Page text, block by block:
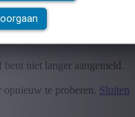
niet langer aangemeld.
opnieuw te proberen. Sluiten